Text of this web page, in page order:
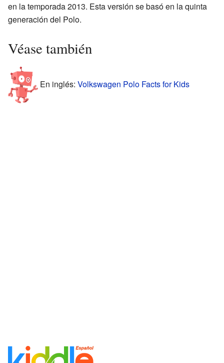
en la temporada 2013. Esta versión se basó en la quinta
generación del Polo.
Véase también
En inglés: Volkswagen Polo Facts for Kids